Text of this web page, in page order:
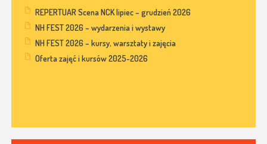
REPERTUAR Scena NCK lipiec – grudzień 2026
NH FEST 2026 – wydarzenia i wystawy
NH FEST 2026 – kursy, warsztaty i zajęcia
Oferta zajęć i kursów 2025-2026